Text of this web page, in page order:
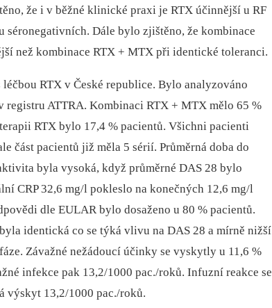
že i v běžné klinické praxi je RTX účinnější u RF
séronegativních. Dále bylo zjištěno, že kombinace
než kombinace RTX + MTX při identické toleranci.
RTX v České republice. Bylo analyzováno
registru ATTRA. Kombinaci RTX + MTX mělo 65 %
RTX bylo 17,4 % pacientů. Všichni pacienti
část pacientů již měla 5 sérií. Průměrná doba do
byla vysoká, když průměrné DAS 28 bylo
CRP 32,6 mg/l pokleslo na konečných 12,6 mg/l
dle EULAR bylo dosaženo u 80 % pacientů.
identická co se týká vlivu na DAS 28 a mírně nižší
Závažné nežádoucí účinky se vyskytly u 11,6 %
infekce pak 13,2/1000 pac./roků. Infuzní reakce se
výskyt 13,2/1000 pac./roků.